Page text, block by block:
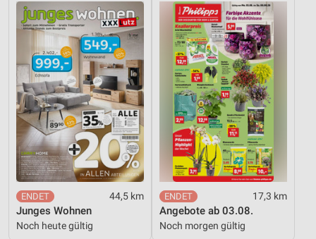
44,5 km
Junges Wohnen
Noch heute gültig
17,3 km
Angebote ab 03.08.
Noch morgen gültig
Partnerliste anzeigen (1 IAB-Anbieter)
Wir nutzen Ihre Daten für folgende Zwecke:
IAB-Verarbeitungszwecke:
Speichern von oder Zugriff auf Informationen
auf einem Endgerät
Verwendung reduzierter Daten zur Auswahl von
Werbeanzeigen
Erstellung von Profilen für personalisierte
Werbung
Verwendung von Profilen zur Auswahl
personalisierter Werbung
Erstellung von Profilen zur Personalisierung